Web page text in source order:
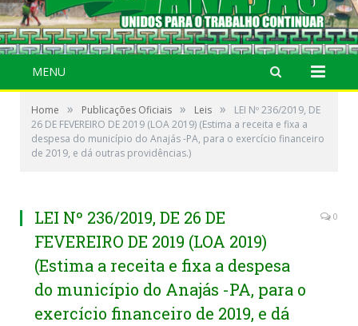
MENU
Home » Publicações Oficiais » Leis »
LEI Nº 236/2019, DE
26 DE FEVEREIRO DE 2019 (LOA 2019) (Estima a receita e fixa a
despesa do município do Anajás -PA, para o exercício financeiro
de 2019, e dá outras providências.)
LEI Nº 236/2019, DE 26 DE
FEVEREIRO DE 2019 (LOA 2019)
(Estima a receita e fixa a despesa
do município do Anajás -PA, para o
exercício financeiro de 2019, e dá
0